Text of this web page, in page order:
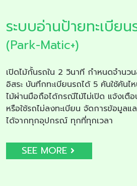
ระบบอ่านป้ายทะเบียน
(Park-Matic+)
เปิดไม้กั้นรถใน 2 วินาที กำหนดจำนว
อิสระ บันทึกทะเบียนรถได้ 5 คันใช้คัน
ไม้ผ่านมือถือได้กรณีไม้ไม่เปิด แจ้งเตื
หรือใช้รถไม่ลงทะเบียน จัดการข้อมูล
ได้จากทุกอุปกรณ์ ทุกที่ทุกเวลา
SEE MORE